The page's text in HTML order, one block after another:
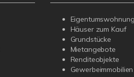
Häuser zum Kauf
Grundstücke
Mietangebote
Renditeobjekte
Gewerbeimmobilien